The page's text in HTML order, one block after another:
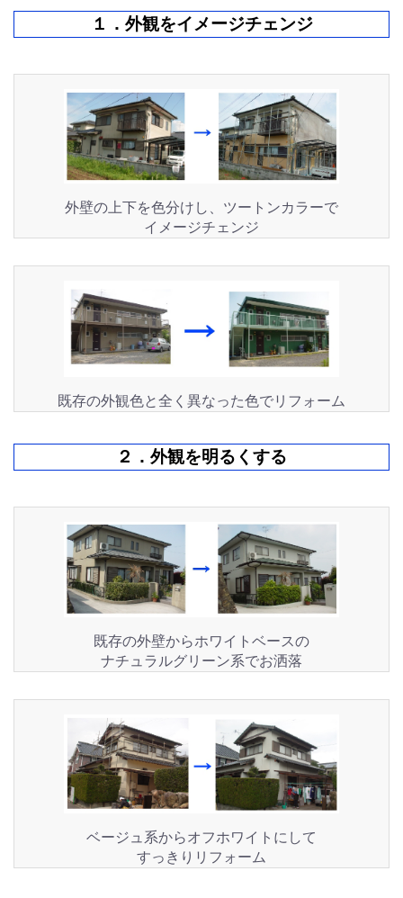
１．外観をイメージチェンジ
外壁の上下を色分けし、ツートンカラーで
イメージチェンジ
既存の外観色と全く異なった色でリフォーム
２．外観を明るくする
既存の外壁からホワイトベースの
ナチュラルグリーン系でお洒落
ベージュ系からオフホワイトにして
すっきりリフォーム